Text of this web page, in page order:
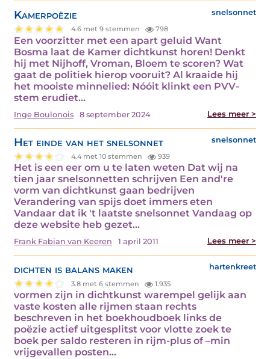
Kamerpoëzie snelsonnet
4.6 met 9 stemmen 798
Een voorzitter met een apart geluid Want
Bosma laat de Kamer dichtkunst horen! Denkt
hij met Nijhoff, Vroman, Bloem te scoren? Wat
gaat de politiek hierop vooruit? Al kraaide hij
het mooiste minnelied: Nóóit klinkt een PVV-
stem erudiet…
Inge Boulonois 8 september 2024 Lees meer >
Het einde van het snelsonnet snelsonnet
4.4 met 10 stemmen 939
Het is een eer om u te laten weten Dat wij na
tien jaar snelsonnetten schrijven Een and're
vorm van dichtkunst gaan bedrijven
Verandering van spijs doet immers eten
Vandaar dat ik 't laatste snelsonnet Vandaag op
deze website heb gezet…
Frank Fabian van Keeren 1 april 2011 Lees meer >
dichten is balans maken hartenkreet
3.8 met 6 stemmen 1.935
vormen zijn in dichtkunst warempel gelijk aan
vaste kosten alle rijmen staan rechts
beschreven in het boekhoudboek links de
poëzie actief uitgesplitst voor vlotte zoek te
boek per saldo resteren in rijm-plus of –min
vrijgevallen posten…